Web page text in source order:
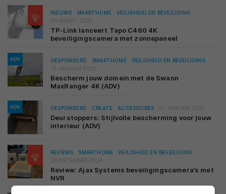
NIEUWS SMARTHOME
VEILIGHEID EN BEVEILIGING
06 MAART 2025
TP-Link lanceert Tapo C460 4K
beveiligingscamera met zonnepaneel
ADV GESPONSORD SMARTHOME
VEILIGHEID EN BEVEILIGING
12 JANUARI 2025
Bescherm jouw domein met de Swann
MaxRanger 4K (ADV)
ADV GESPONSORD CREATE ACCESSOIRES 01 JANUARI 2025
Deurstoppers: Stijlvolle bescherming voor jouw
interieur (ADV)
REVIEWS SMARTHOME
VEILIGHEID EN BEVEILIGING
28 DECEMBER 2024
Review: Ajax Systems beveiligingscamera’s met
NVR